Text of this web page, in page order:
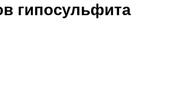
гипосульфита